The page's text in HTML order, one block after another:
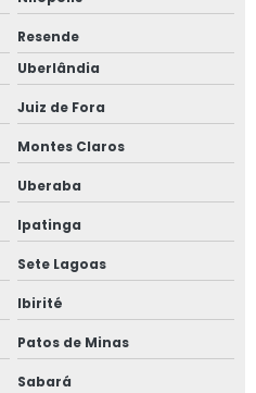
civil
civil
de obras
Resende
Uberlândia
Juiz de Fora
Montes Claros
Uberaba
Ipatinga
Sete Lagoas
Ibirité
Patos de Minas
Sabará